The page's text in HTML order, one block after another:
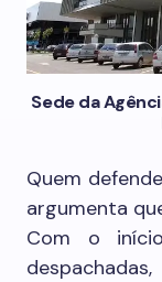
Sede da
Quem
argumenta
Com o